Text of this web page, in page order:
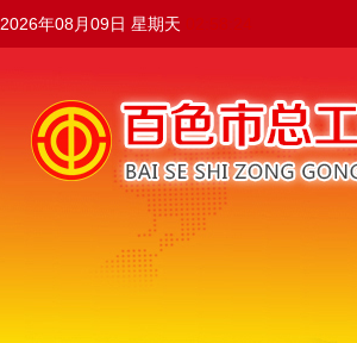
2026年08月09日 星期天